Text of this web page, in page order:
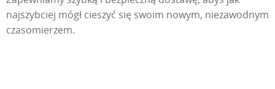
najszybciej mógł cieszyć się swoim nowym, niezawodnym
czasomierzem.